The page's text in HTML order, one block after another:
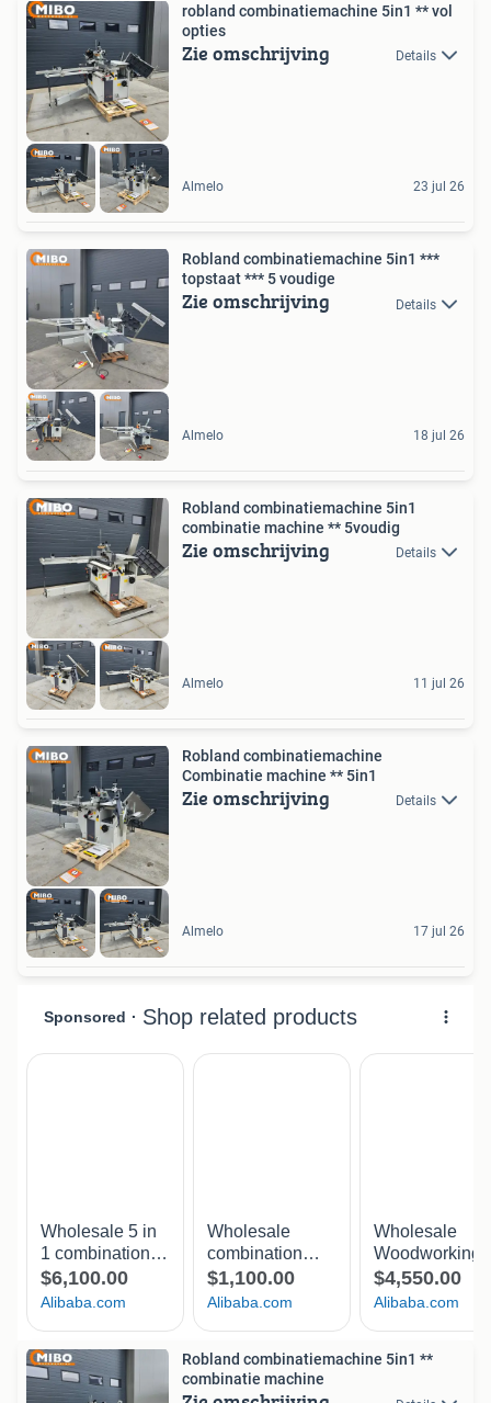
robland combinatiemachine 5in1 ** vol
opties
Zie omschrijving Details
Almelo 23 jul 26
Robland combinatiemachine 5in1 ***
topstaat *** 5 voudige
Zie omschrijving Details
Almelo 18 jul 26
Robland combinatiemachine 5in1
combinatie machine ** 5voudig
Zie omschrijving Details
Almelo 11 jul 26
Robland combinatiemachine
Combinatie machine ** 5in1
Zie omschrijving Details
Almelo 17 jul 26
Robland combinatiemachine 5in1 **
combinatie machine